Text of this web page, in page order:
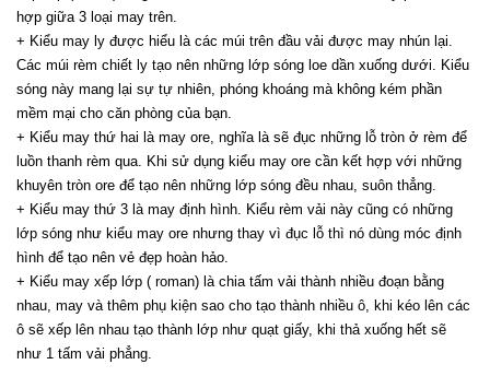
hợp giữa 3 loại may trên.
+ Kiểu may ly được hiểu là các múi trên đầu vải được may nhún lại.
Các múi rèm chiết ly tạo nên những lớp sóng loe dần xuống dưới. Kiểu
sóng này mang lại sự tự nhiên, phóng khoáng mà không kém phần
mềm mại cho căn phòng của bạn.
+ Kiểu may thứ hai là may ore, nghĩa là sẽ đục những lỗ tròn ở rèm để
luồn thanh rèm qua. Khi sử dụng kiểu may ore cần kết hợp với những
khuyên tròn ore để tạo nên những lớp sóng đều nhau, suôn thẳng.
+ Kiểu may thứ 3 là may định hình. Kiểu rèm vải này cũng có những
lớp sóng như kiểu may ore nhưng thay vì đục lỗ thì nó dùng móc định
hình để tạo nên vẻ đẹp hoàn hảo.
+ Kiểu may xếp lớp ( roman) là chia tấm vải thành nhiều đoạn bằng
nhau, may và thêm phụ kiện sao cho tạo thành nhiều ô, khi kéo lên các
ô sẽ xếp lên nhau tạo thành lớp như quạt giấy, khi thả xuống hết sẽ
như 1 tấm vải phẳng.